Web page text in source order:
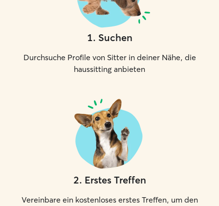
1. Suchen
Durchsuche Profile von Sitter in deiner Nähe, die
haussitting anbieten
2. Erstes Treffen
Vereinbare ein kostenloses erstes Treffen, um den